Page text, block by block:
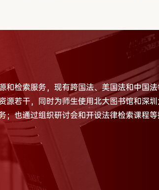
和检索服务，现有跨国法、美国法和中国
源若干，同时为师生使用北大图书馆和深
；也通过组织研讨会和开设法律检索课程